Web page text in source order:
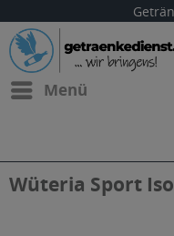
Menü
Wüteria Sport Iso